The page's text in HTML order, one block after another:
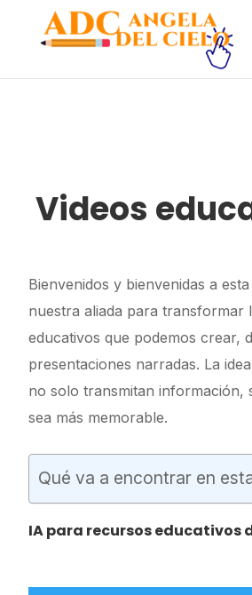
Videos
Bienvenidos y bienvenidas a
nuestra aliada para transformar
educativos que podemos crear,
presentaciones narradas. La
no solo transmitan información,
sea más memorable.
Qué va a encontrar en
IA para recursos educativos